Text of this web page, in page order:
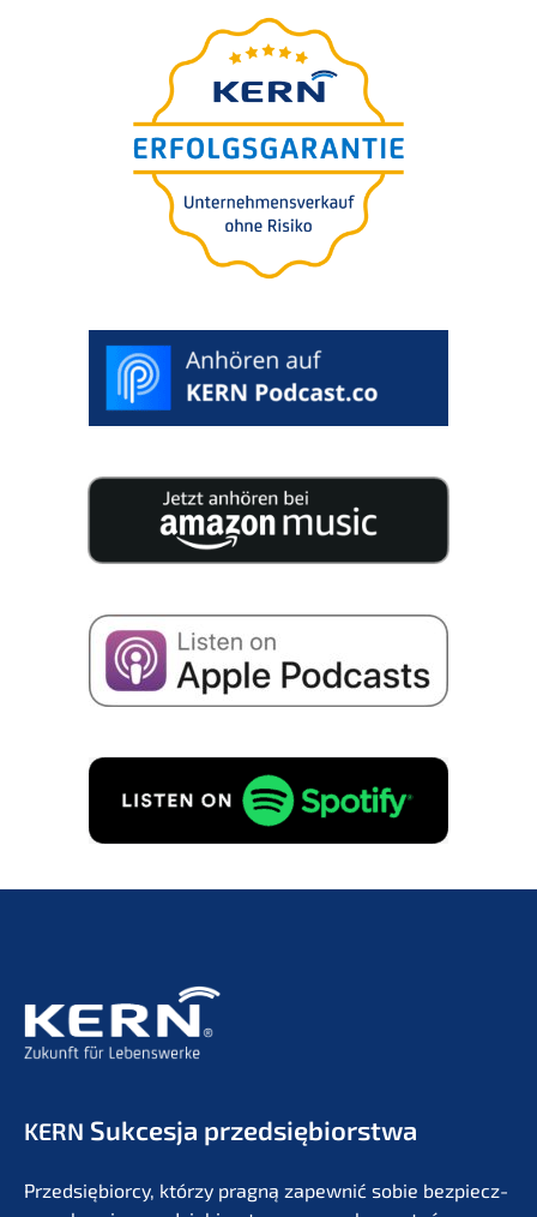
webinar–präsen­tiert
von Nils Koerber
Die 7 teuers­ten Fehler bei
der Unter­neh­mens-bewer­
tung für Käufer oder
Verkäufer
WUNSCHTERMIN AUSWÄHLEN
KERN Sukces­ja przedsiębiorstwa
Przedsię­bi­or­cy, którzy pragną zapew­nić sobie bezpiecz­